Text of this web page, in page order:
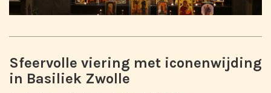
Sfeervolle viering met iconenwijding
in Basiliek Zwolle